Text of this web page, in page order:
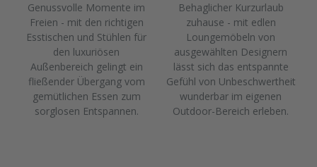
Genussvolle Momente im
Freien - mit den richtigen
Esstischen und Stühlen für
den luxuriösen
Außenbereich gelingt ein
fließender Übergang vom
gemütlichen Essen zum
sorglosen Entspannen.
Behaglicher Kurzurlaub
zuhause - mit edlen
Loungemöbeln von
ausgewählten Designern
lässt sich das entspannte
Gefühl von Unbeschwertheit
wunderbar im eigenen
Outdoor-Bereich erleben.